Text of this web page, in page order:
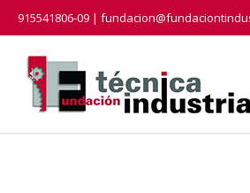
915541806-09 |